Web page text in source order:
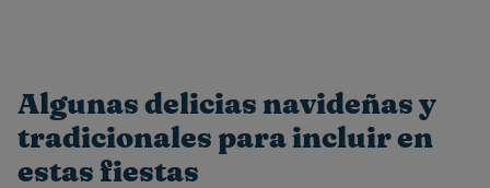
Algunas delicias navideñas y
tradicionales para incluir en
estas fiestas